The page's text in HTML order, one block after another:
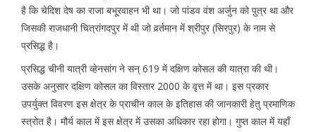
है कि चेदिश देष का राजा बभू्रवाहन भी था। जो पांडव वंश अर्जुन को पु़त्र था और
जिसकी राजधानी चित्रांगदपुर में थी जो वर्र्तमान में श्रीपुर (सिरपुर) के नाम से
प्रसिद्ध है।
प्रसिद्ध चीनी यात्री व्हेनसांग ने सन् 619 में दक्षिण कोसल की यात्रा की थी।
उसके अनुसार दक्षिण कोसल का विस्तार 2000 के वृत्त में था। इस प्रकार
उपर्युक्त विवरण इस क्षेत्र के प्राचीन काल के इतिहास की जानकारी हेतु प्रमाणिक
स्त्रोत है। मौर्य काल में इस क्षेत्र में उसका अधिकार रहा होगा। गुप्त काल में यहाँ